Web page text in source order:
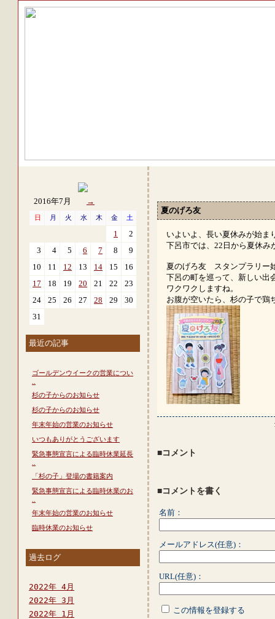
2016年7月 →
日 月 火 水 木 金 土
1
2
3
4 5 6 7 8
9
10
11 12 13 14 15
16
17
18 19 20 21 22
23
24
25 26 27 28 29
30
31
最近の記事
ゴールデンウイークの営業につい
杉の子からのお知らせ
杉の子からのお知らせ
年末年始の営業のお知らせ
いつもありがとうございます
緊急事態宣言による臨時休業延長
「杉の子」登場の書籍案内
緊急事態宣言による臨時休業のお
年末年始の営業のお知らせ
臨時休業のお知らせ
過去ログ
2022年 4月
2022年 3月
2022年 1月
夏のげろ友
いよいよ、長い夏休みが始ま
下呂市では、22日から夏休み
夏のげろ友 スタンプラリー
下呂の町を巡って、新しい出
ワクワクしますね。
お腹が空いたら、杉の子で鶏
■コメント
■コメントを書く
名前：
メールアドレス(任意)：
URL(任意)：
この情報を登録する